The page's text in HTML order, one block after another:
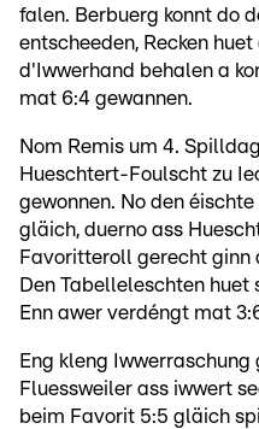
falen. Berbuerg konnt do
entscheeden, Recken
d'Iwwerhand behalen a
mat 6:4 gewannen.
Nom Remis um 4.
Hueschtert-Foulscht zu
gewonnen. No den
gläich, duerno ass
Favoritteroll gerecht ginn
Den Tabelleleschten huet
Enn awer verdéngt mat
Eng kleng Iwwerraschung
Fluessweiler ass iwwert
beim Favorit 5:5 gläich